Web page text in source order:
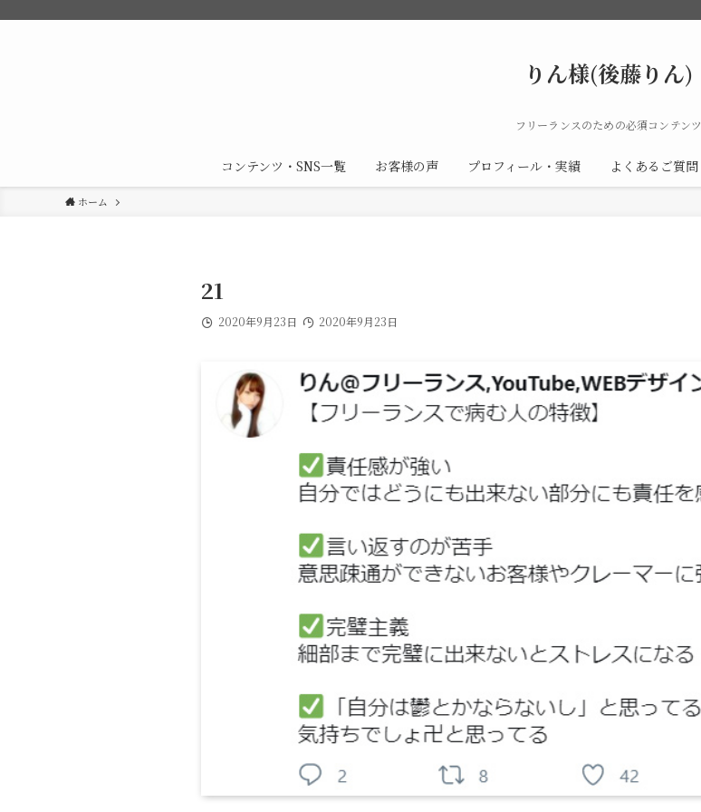
りん様(後藤りん)
フリーランスのための必須コンテンツ
コンテンツ・SNS一覧 お客様の声 プロフィール・実績 よくあるご質問
ホーム
21
2020年9月23日 2020年9月23日